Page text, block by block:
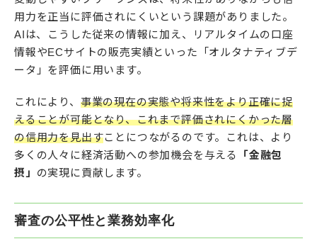
用力を正当に評価されにくいという課題がありました。
AIは、こうした従来の情報に加え、リアルタイムの口座
情報やECサイトの販売実績といった「オルタナティブデ
ータ」を評価に用います。
これにより、 事業の現在の実態や将来性をより正確に捉
えることが可能となり、これまで評価されにくかった層
の信用力を見出すことにつながるのです。これは、より
多くの人々に経済活動への参加機会を与える
「金融包
摂」 の実現に貢献します。
審査の公平性と業務効率化